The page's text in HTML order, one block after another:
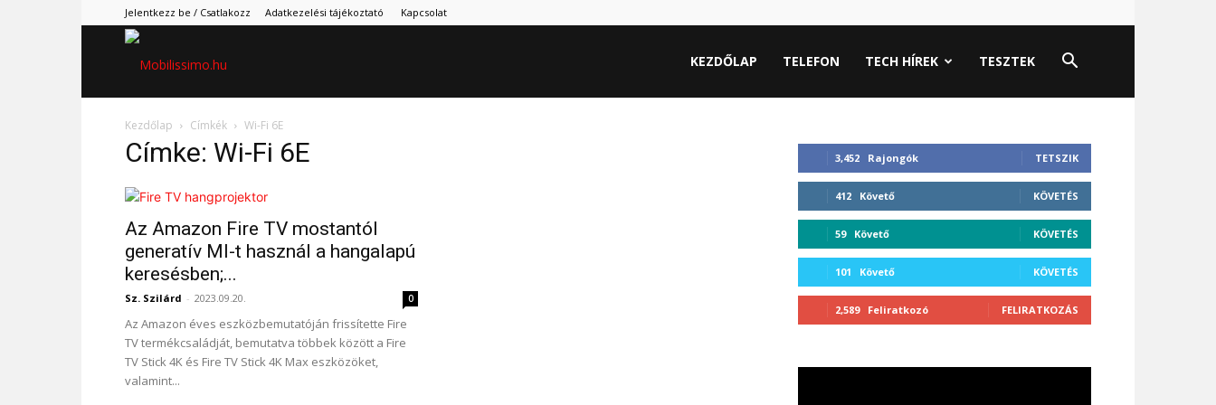
Jelentkezz be / Csatlakozz Adatkezelési tájékoztató Kapcsolat
KEZDŐLAP TELEFON TECH HÍREK TESZTEK
Kezdőlap Címkék Wi-Fi 6E
Címke: Wi-Fi 6E
Az Amazon Fire TV mostantól
generatív MI-t használ a hangalapú
keresésben;...
Sz. Szilárd - 2023.09.20. 0
Az Amazon éves eszközbemutatóján frissítette Fire
TV termékcsaládját, bemutatva többek között a Fire
TV Stick 4K és Fire TV Stick 4K Max eszközöket,
valamint...
3,452 Rajongók TETSZIK
412 Követő KÖVETÉS
59 Követő KÖVETÉS
101 Követő KÖVETÉS
2,589 Feliratkozó FELIRATKOZÁS